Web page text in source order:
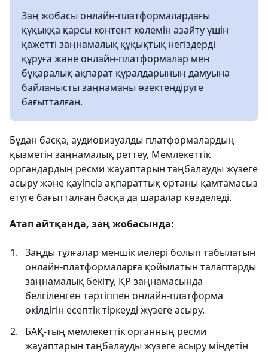
Заң жобасы онлайн-платформалардағы
құқыққа қарсы контент көлемін азайту үшін
қажетті заңнамалық құқықтық негіздерді
құруға және онлайн-платформалар мен
бұқаралық ақпарат құралдарының дамуына
байланысты заңнаманы өзектендіруге
бағытталған.
Бұдан басқа, аудиовизуалды платформалардың
қызметін заңнамалық реттеу, Мемлекеттік
органдардың ресми жауаптарын таңбалауды жүзеге
асыру және қауіпсіз ақпараттық ортаны қамтамасыз
етуге бағытталған басқа да шаралар көзделеді.
Атап айтқанда, заң жобасында:
Заңды тұлғалар меншік иелері болып табылатын
онлайн-платформаларға қойылатын талаптарды
заңнамалық бекіту, ҚР заңнамасында
белгіленген тәртіппен онлайн-платформа
өкілдігін есептік тіркеуді жүзеге асыру.
БАҚ-тың мемлекеттік органның ресми
жауаптарын таңбалауды жүзеге асыру міндетін